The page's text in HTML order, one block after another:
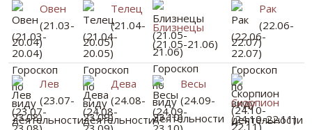
Овен
(21.03-
20.04)
Телец
(21.04-
20.05)
Близнецы
(21.05-21.06)
Рак
(22.06-
22.07)
Лев
(23.07-
23.08)
Дева
(24.08-
23.09)
Весы
(24.09-
23.10)
Скорпион
(24.10-22.11)